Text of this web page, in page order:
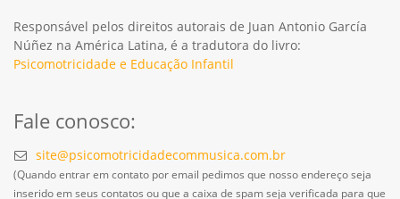
Responsável pelos direitos autorais de Juan Antonio García
Núñez na América Latina, é a tradutora do livro:
Psicomotricidade e Educação Infantil
Fale conosco:
site@psicomotricidadecommusica.com.br
(Quando entrar em contato por email pedimos que nosso endereço seja
inserido em seus contatos ou que a caixa de spam seja verificada para que